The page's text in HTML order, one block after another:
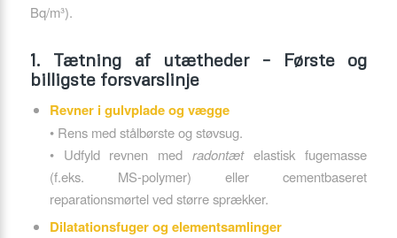
Bq/m³).
1. Tætning af utætheder – Første og
billigste forsvarslinje
Revner i gulvplade og vægge
• Rens med stålbørste og støvsug.
• Udfyld revnen medradontætelastisk fugemasse
(f.eks. MS-polymer) eller cementbaseret
reparationsmørtel ved større sprækker.
Dilatationsfuger og elementsamlinger